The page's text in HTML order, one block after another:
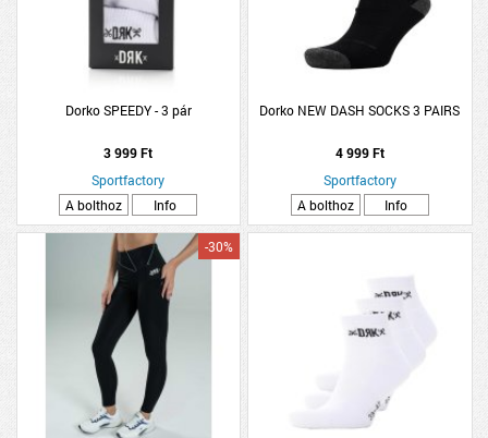
Dorko SPEEDY - 3 pár
3 999 Ft
Sportfactory
A bolthoz
Info
Dorko NEW DASH SOCKS 3 PAIRS
4 999 Ft
Sportfactory
A bolthoz
Info
-30%